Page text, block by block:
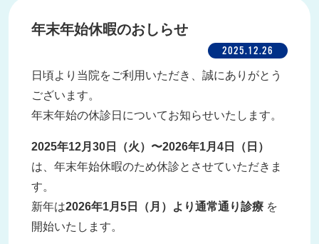
年末年始休暇のおしらせ
2025.12.26
日頃より当院をご利用いただき、誠にありがとう
ございます。
年末年始の休診日についてお知らせいたします。
2025年12月30日（火）〜2026年1月4日（日）
は、年末年始休暇のため休診とさせていただきま
す。
新年は2026年1月5日（月）より通常通り診療 を
開始いたします。